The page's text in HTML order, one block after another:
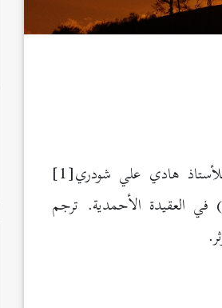
الجواب عن سؤال هذا العدد اقتبسناه من كُتيب للأستاذ هادي علي شودري[1]
العقيدة الأحمدية. ترجم